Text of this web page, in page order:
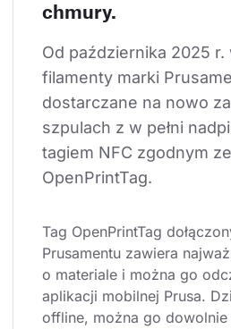
chmury.
Od października 2025
filamenty marki
dostarczane na nowo
szpulach z w pełni
tagiem NFC zgodnym
OpenPrintTag.
Tag OpenPrintTag
Prusamentu zawiera
o materiale i można go
aplikacji mobilnej Prusa.
offline, można go